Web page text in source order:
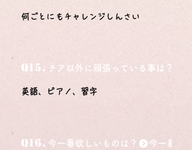
何ごとにもチャレンジしんさい
Q15. チア以外に頑張っている事は？
英語、ピアノ、習字
Q16. 今一番欲しいものは？